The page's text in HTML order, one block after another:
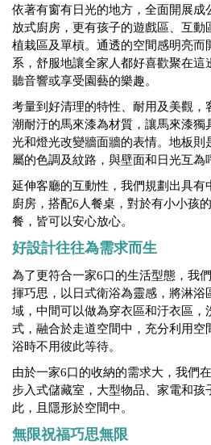
依著有窗有日光的地方，全面開展成
放式廚房，更有孩子的遊戲區、互動
植栽區及單槓。通透的空間感明亮而
系，舒服地讓全家人都好喜歡聚在這
聽音響或享受園藝的樂趣。
考量到好清理的特性、耐用及美觀，
潮耐汙的馬來漆為材質，讓馬來漆獨
光和燈光改變牆面牆的表情。地板則
屬的色調及紋路，與壁面和日光互為
延伸客廳的互動性，我們規劃出具有
廚房，搭配6人餐桌，對於有小小孩
餐，皆可以安心放心。
好設計往往為需求而生
為了更符合一家6口的生活型態，我
揮巧思，以日式衛浴為靈感，將淋浴
域，中間可以做為穿衣區和汙衣區，
式，融合於走道空間中，充分利用空
浴時不用彼此等待。
由於一家6口的收納的需求大，我們
步入式儲藏室，大型物品、家電和孩
此，且隱形於空間中。
無限祝福巧思無限